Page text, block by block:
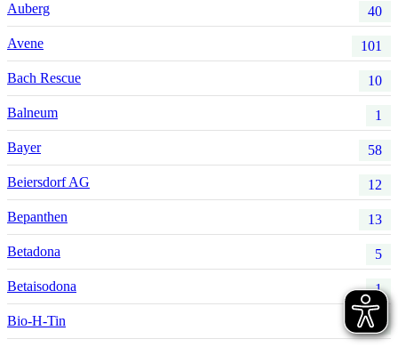
Auberg 40
Avene 101
Bach Rescue 10
Balneum 1
Bayer 58
Beiersdorf AG 12
Bepanthen 13
Betadona 5
Betaisodona 1
Bio-H-Tin